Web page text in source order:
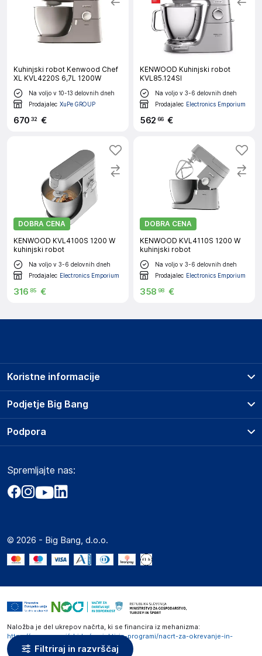
Filtriraj in razvrščaj
Kuhinjski robot Kenwood Chef
XL KVL4220S 6,7L 1200W
Na voljo v 10-13 delovnih dneh
Prodajalec XuPe GROUP
670 32 €
KENWOOD Kuhinjski robot
KVL85.124SI
Na voljo v 3-6 delovnih dneh
Prodajalec Electronics Emporium
562 66 €
DOBRA CENA
KENWOOD KVL4100S 1200 W
kuhinjski robot
Na voljo v 3-6 delovnih dneh
Prodajalec Electronics Emporium
316 85 €
DOBRA CENA
KENWOOD KVL4110S 1200 W
kuhinjski robot
Na voljo v 3-6 delovnih dneh
Prodajalec Electronics Emporium
358 98 €
Podjetje Big Bang
O podjetju
Obvestila za javnost
Akt o digitalnih storitvah
Marketplace za partnerje
Novosti
Koristne informacije
Prodajna mesta
Storitve
Dostava, vnos in odvoz
Zavarovanje izdelkov
Podpora
Marketplace
Kako oddati naročilo?
Spremljajte nas:
© 2026 - Big Bang, d.o.o.
Naložba je del ukrepov načrta, ki se financira iz mehanizma:
https://www.gov.si/zbirke/projekti-in-programi/nacrt-za-okrevanje-in-
odpornost